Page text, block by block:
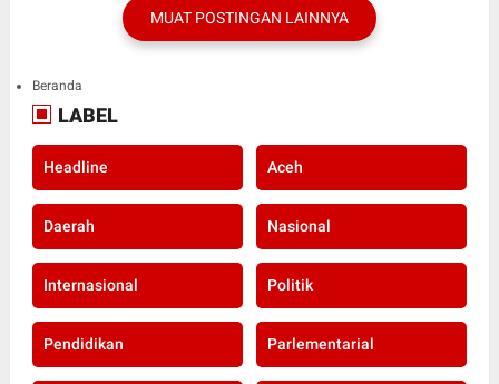
MUAT POSTINGAN LAINNYA
Beranda
LABEL
Headline Aceh
Daerah Nasional
Internasional Politik
Pendidikan Parlementarial